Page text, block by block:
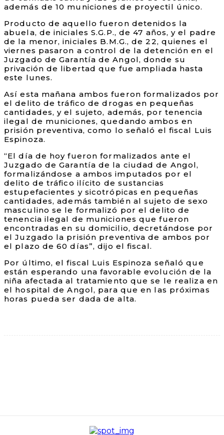
además de 10 municiones de proyectil único.
Producto de aquello fueron detenidos la
abuela, de iniciales S.G.P., de 47 años, y el padre
de la menor, iniciales B.M.G., de 22, quienes el
viernes pasaron a control de la detención en el
Juzgado de Garantía de Angol, donde su
privación de libertad que fue ampliada hasta
este lunes.
Así esta mañana ambos fueron formalizados por
el delito de tráfico de drogas en pequeñas
cantidades, y el sujeto, además, por tenencia
ilegal de municiones, quedando ambos en
prisión preventiva, como lo señaló el fiscal Luis
Espinoza.
“El día de hoy fueron formalizados ante el
Juzgado de Garantía de la ciudad de Angol,
formalizándose a ambos imputados por el
delito de tráfico ilícito de sustancias
estupefacientes y sicotrópicas en pequeñas
cantidades, además también al sujeto de sexo
masculino se le formalizó por el delito de
tenencia ilegal de municiones que fueron
encontradas en su domicilio, decretándose por
el Juzgado la prisión preventiva de ambos por
el plazo de 60 días”, dijo el fiscal.
Por último, el fiscal Luis Espinoza señaló que
están esperando una favorable evolución de la
niña afectada al tratamiento que se le realiza en
el hospital de Angol, para que en las próximas
horas pueda ser dada de alta.